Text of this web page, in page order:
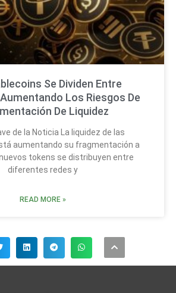
Se Dividen Entre
Los Riesgos De
De Liquidez
de la Noticia La liquidez de las
aumentando su fragmentación a
tokens se distribuyen entre
diferentes redes y
READ MORE »